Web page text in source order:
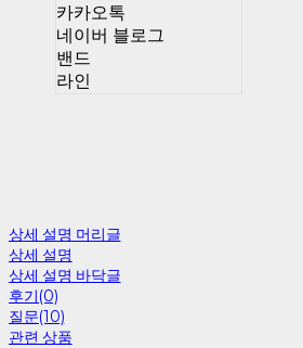
카카오톡
네이버 블로그
밴드
라인
상세 설명 머리글
상세 설명
상세 설명 바닥글
후기(0)
질문(10)
관련 상품